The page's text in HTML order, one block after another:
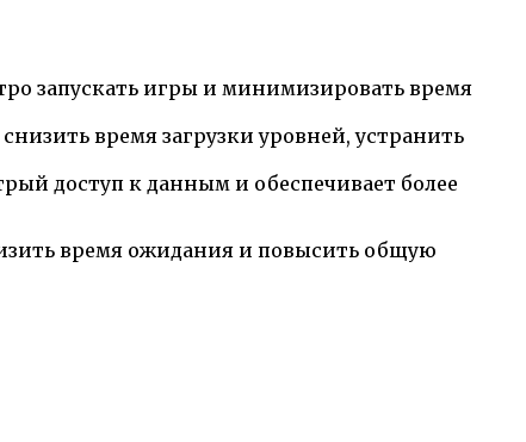
запускать игры и минимизировать время
время загрузки уровней, устранить
доступ к данным и обеспечивает более
время ожидания и повысить общую